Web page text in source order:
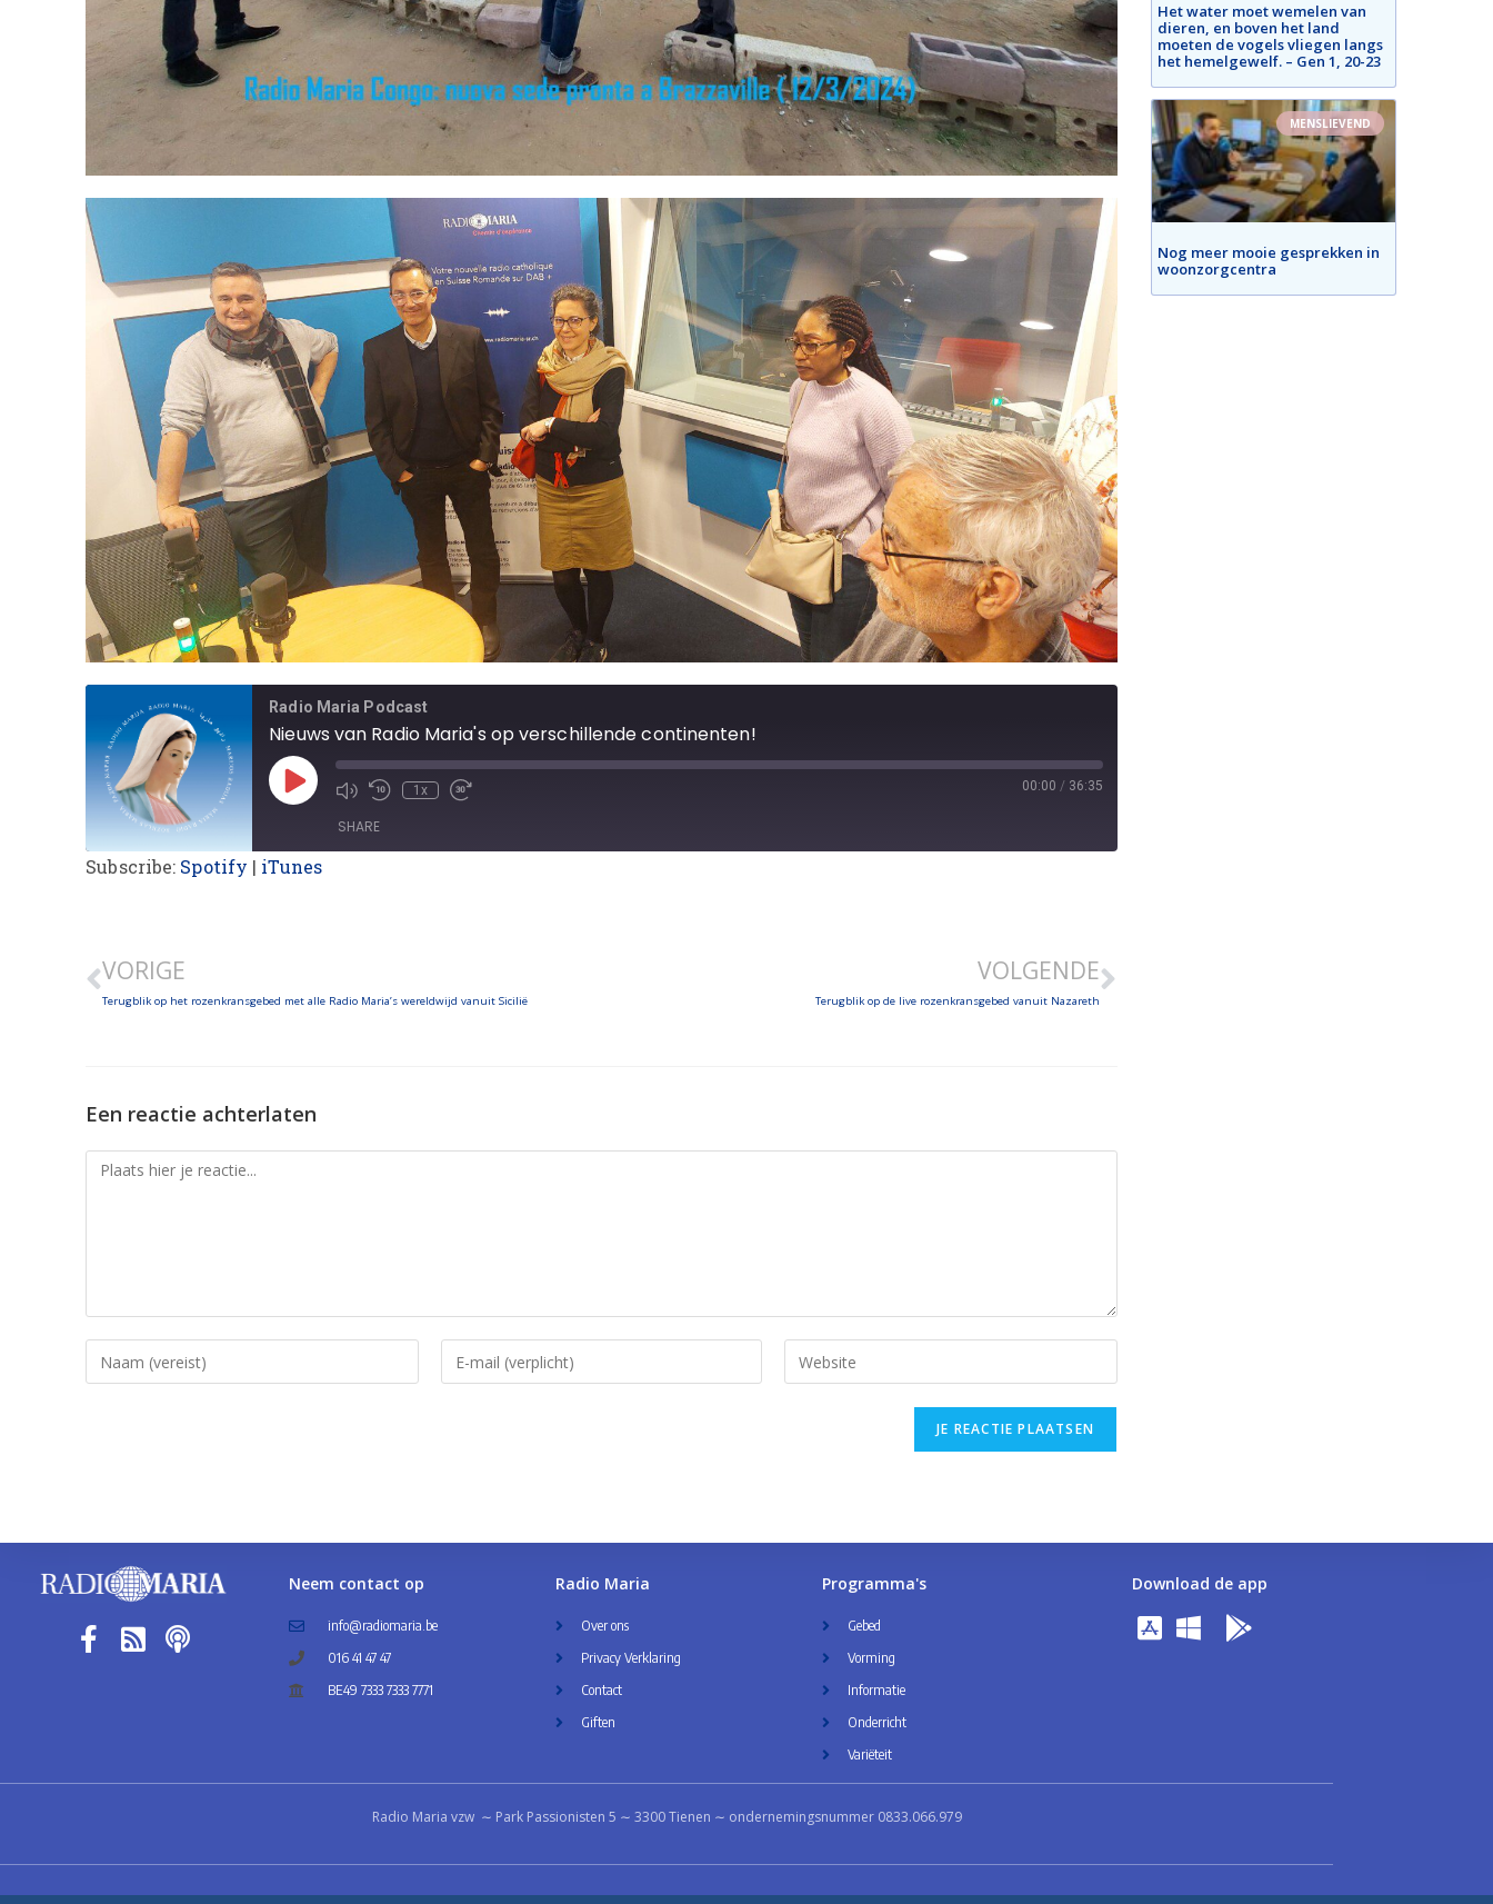
Radio Maria Podcast
Nieuws van Radio Maria's op verschillende continenten!
1x 00:00 / 36:35
SHARE
Subscribe: Spotify | iTunes
VORIGE
Terugblik op het rozenkransgebed met alle Radio Maria’s wereldwijd vanuit Sicilië
VOLGENDE
Terugblik op de live rozenkransgebed vanuit Nazareth
Een reactie achterlaten
Het water moet wemelen van
dieren, en boven het land
moeten de vogels vliegen langs
het hemelgewelf. – Gen 1, 20-23
MENSLIEVEND
Nog meer mooie gesprekken in
woonzorgcentra
Neem contact op
info@radiomaria.be
016 41 47 47
BE49 7333 7333 7771
Radio Maria
Over ons
Privacy Verklaring
Contact
Giften
Programma's
Gebed
Vorming
Informatie
Onderricht
Variëteit
Download de app
Radio Maria vzw ∼ Park Passionisten 5 ∼ 3300 Tienen ∼ ondernemingsnummer 0833.066.979